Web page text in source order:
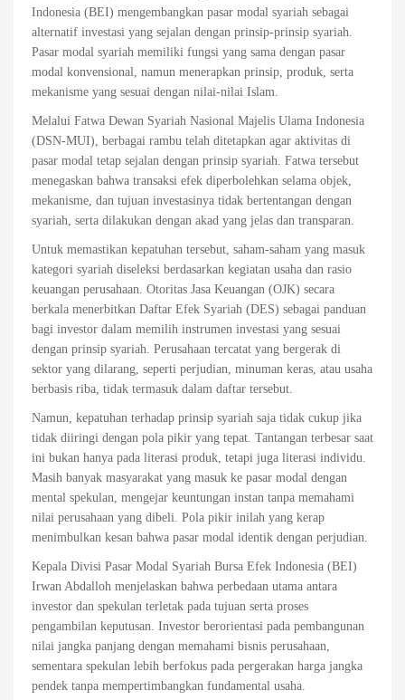
Indonesia (BEI) mengembangkan pasar modal syariah sebagai
alternatif investasi yang sejalan dengan prinsip-prinsip syariah.
Pasar modal syariah memiliki fungsi yang sama dengan pasar
modal konvensional, namun menerapkan prinsip, produk, serta
mekanisme yang sesuai dengan nilai-nilai Islam.
Melalui Fatwa Dewan Syariah Nasional Majelis Ulama Indonesia
(DSN-MUI), berbagai rambu telah ditetapkan agar aktivitas di
pasar modal tetap sejalan dengan prinsip syariah. Fatwa tersebut
menegaskan bahwa transaksi efek diperbolehkan selama objek,
mekanisme, dan tujuan investasinya tidak bertentangan dengan
syariah, serta dilakukan dengan akad yang jelas dan transparan.
Untuk memastikan kepatuhan tersebut, saham-saham yang masuk
kategori syariah diseleksi berdasarkan kegiatan usaha dan rasio
keuangan perusahaan. Otoritas Jasa Keuangan (OJK) secara
berkala menerbitkan Daftar Efek Syariah (DES) sebagai panduan
bagi investor dalam memilih instrumen investasi yang sesuai
dengan prinsip syariah. Perusahaan tercatat yang bergerak di
sektor yang dilarang, seperti perjudian, minuman keras, atau usaha
berbasis riba, tidak termasuk dalam daftar tersebut.
Namun, kepatuhan terhadap prinsip syariah saja tidak cukup jika
tidak diiringi dengan pola pikir yang tepat. Tantangan terbesar saat
ini bukan hanya pada literasi produk, tetapi juga literasi individu.
Masih banyak masyarakat yang masuk ke pasar modal dengan
mental spekulan, mengejar keuntungan instan tanpa memahami
nilai perusahaan yang dibeli. Pola pikir inilah yang kerap
menimbulkan kesan bahwa pasar modal identik dengan perjudian.
Kepala Divisi Pasar Modal Syariah Bursa Efek Indonesia (BEI)
Irwan Abdalloh menjelaskan bahwa perbedaan utama antara
investor dan spekulan terletak pada tujuan serta proses
pengambilan keputusan. Investor berorientasi pada pembangunan
nilai jangka panjang dengan memahami bisnis perusahaan,
sementara spekulan lebih berfokus pada pergerakan harga jangka
pendek tanpa mempertimbangkan fundamental usaha.